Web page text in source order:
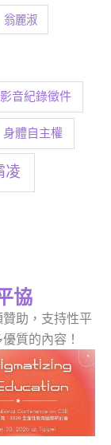
翁麗淑
音紀錄徵件
身體自主權
凌
協
助，支持性平
質的內容！